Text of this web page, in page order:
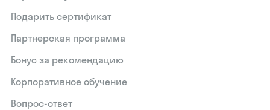
Подарить сертификат
Партнерская программа
Бонус за рекомендацию
Корпоративное обучение
Вопрос-ответ